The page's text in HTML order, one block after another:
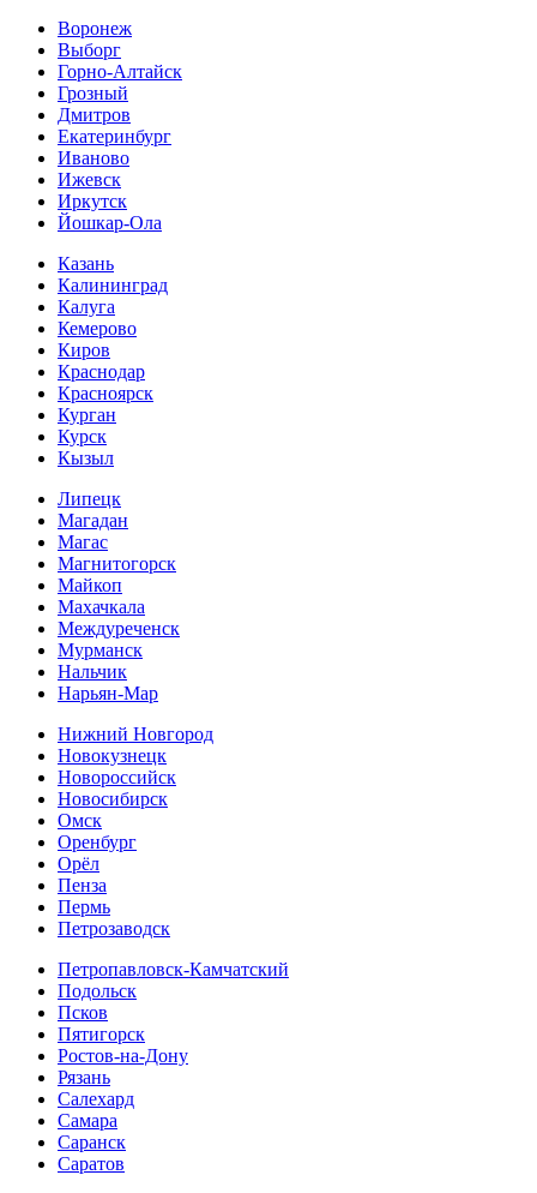
Воронеж
Выборг
Горно-Алтайск
Грозный
Дмитров
Екатеринбург
Иваново
Ижевск
Иркутск
Йошкар-Ола
Казань
Калининград
Калуга
Кемерово
Киров
Краснодар
Красноярск
Курган
Курск
Кызыл
Липецк
Магадан
Магас
Магнитогорск
Майкоп
Махачкала
Междуреченск
Мурманск
Нальчик
Нарьян-Мар
Нижний Новгород
Новокузнецк
Новороссийск
Новосибирск
Омск
Оренбург
Орёл
Пенза
Пермь
Петрозаводск
Петропавловск-Камчатский
Подольск
Псков
Пятигорск
Ростов-на-Дону
Рязань
Салехард
Самара
Саранск
Саратов